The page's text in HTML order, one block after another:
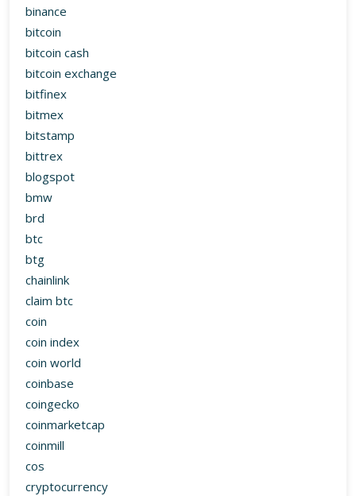
binance
bitcoin
bitcoin cash
bitcoin exchange
bitfinex
bitmex
bitstamp
bittrex
blogspot
bmw
brd
btc
btg
chainlink
claim btc
coin
coin index
coin world
coinbase
coingecko
coinmarketcap
coinmill
cos
cryptocurrency